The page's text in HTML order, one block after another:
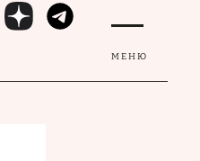
МЕНЮ